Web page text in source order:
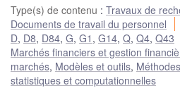
Type(s) de contenu : Travaux de
Documents de travail du personnel
D, D8, D84, G, G1 , G14, Q, Q4, Q43
Marchés financiers et gestion
marchés, Modèles et outils,
statistiques et computationnelles